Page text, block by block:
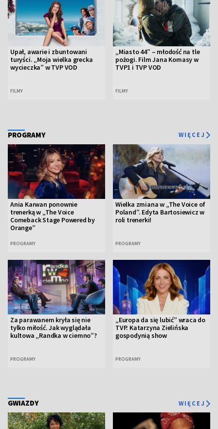
Upał, awarie i zbuntowani
turyści. „Moja wielka grecka
wycieczka” w TVP VOD
FILMY
„Miasto 44” – młodość na tle
pożogi. Film Jana Komasy w
TVP1 i TVP VOD
FILMY
PROGRAMY WIĘCEJ
Ania Karwan ponownie
trenerką w „The Voice
Comeback Stage Powered by
Orange”
PROGRAMY
Wielka zmiana w „The Voice of
Poland”. Edyta Bartosiewicz w
roli trenerki!
PROGRAMY
Za parawanem kryła się nie
tylko miłość. Jak wyglądała
kultowa „Randka w ciemno”?
PROGRAMY
„Europa da się lubić” wraca do
TVP. Katarzyna Zielińska
gospodynią show
PROGRAMY
GWIAZDY WIĘCEJ